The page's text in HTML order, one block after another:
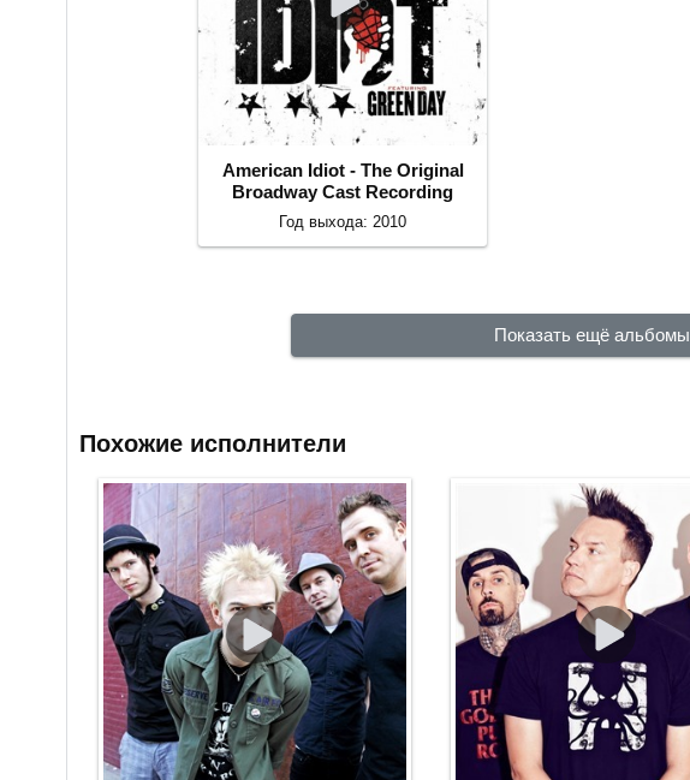
American Idiot - The Original
Broadway Cast Recording
Год выхода: 2010
Показать ещё альбомы
Похожие исполнители